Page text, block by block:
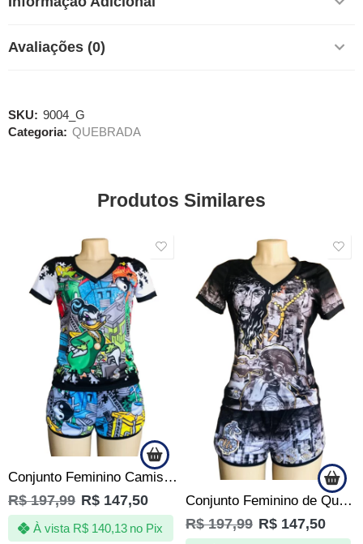
Avaliações (0)
SKU: 9004_G
Categoria: QUEBRADA
Produtos Similares
Conjunto Feminino Camiseta/Short Tia Patinhas Irmãs Metralha
R$197,99 R$ 147,50
À vista R$140,13 no Pix
Conjunto Feminino de Quebrada | Moto Só Grau e Corte Favela
R$197,99 R$ 147,50